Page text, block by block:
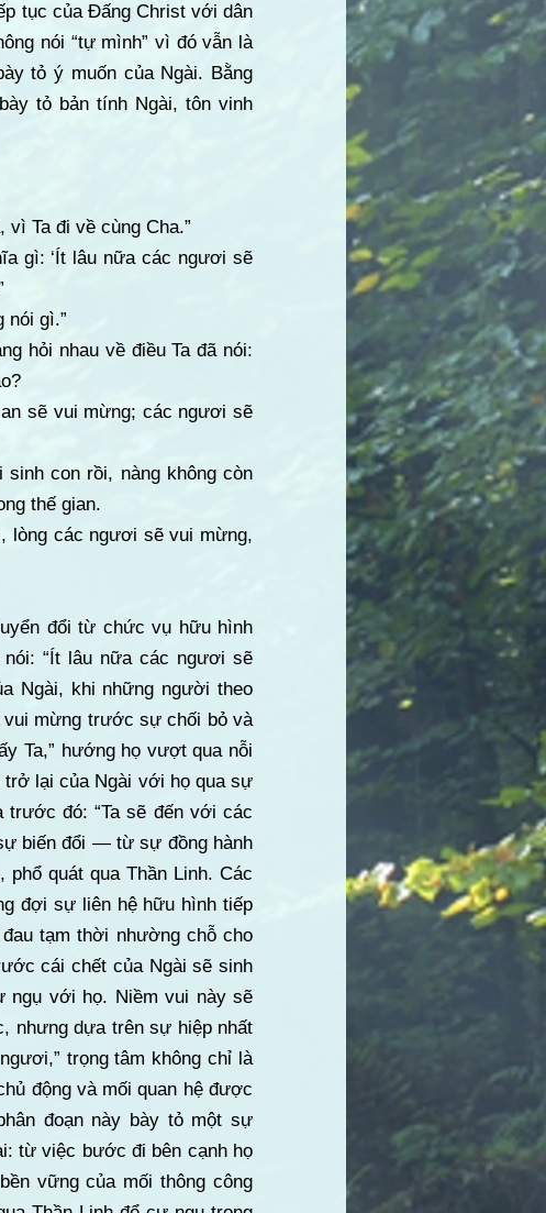
tục của Đấng Christ với dân
nói “tự mình” vì đó vẫn là
tỏ ý muốn của Ngài. Bằng
tỏ bản tính Ngài, tôn vinh
Ta đi về cùng Cha.”
gì: ‘Ít lâu nữa các ngươi sẽ
nói gì.”
hỏi nhau về điều Ta đã nói:
sẽ vui mừng; các ngươi sẽ
con rồi, nàng không còn
thế gian.
lòng các ngươi sẽ vui mừng,
đổi từ chức vụ hữu hình
“Ít lâu nữa các ngươi sẽ
Ngài, khi những người theo
vui mừng trước sự chối bỏ và
Ta,” hướng họ vượt qua nỗi
lại của Ngài với họ qua sự
trước đó: “Ta sẽ đến với các
biến đổi — từ sự đồng hành
quát qua Thần Linh. Các
đợi sự liên hệ hữu hình tiếp
tạm thời nhường chỗ cho
cái chết của Ngài sẽ sinh
ngụ với họ. Niềm vui này sẽ
nhưng dựa trên sự hiệp nhất
trọng tâm không chỉ là
động và mối quan hệ được
đoạn này bày tỏ một sự
từ việc bước đi bên cạnh họ
vững của mối thông công